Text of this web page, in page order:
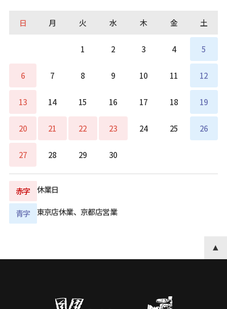
日 月 火 水 木 金 土
1 2 3 4 5
6 7 8 9 10 11 12
13 14 15 16 17 18 19
20 21 22 23 24 25 26
27 28 29 30
赤字 休業日
青字 東京店休業、京都店営業